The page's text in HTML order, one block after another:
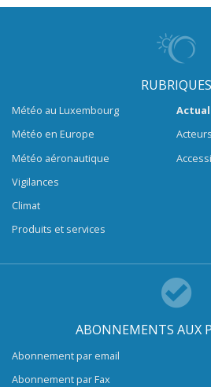
RUBRIQUES
Météo au Luxembourg
Météo en Europe
Météo aéronautique
Vigilances
Climat
Produits et services
Acteurs
ABONNEMENTS AUX
Abonnement par email
Abonnement par Fax